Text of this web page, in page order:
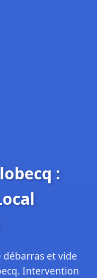
:
débarras et vide
Intervention